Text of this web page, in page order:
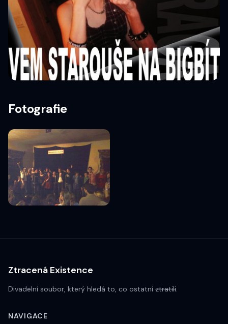
Fotografie
Ztracená Existence
Divadelní soubor, který hledá to, co ostatní ztratili.
NAVIGACE